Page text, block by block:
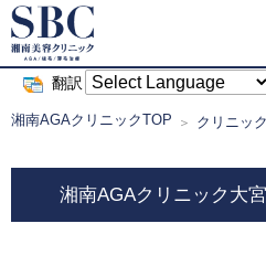
翻訳
湘南AGAクリニックTOP クリニッ
湘南AGAクリニック大